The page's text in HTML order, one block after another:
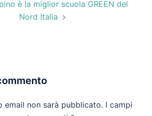
è la miglior scuola GREEN del
Nord Italia
email non sarà pubblicato. I campi